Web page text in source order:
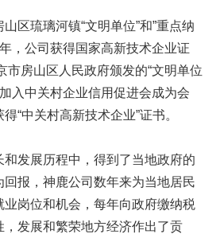
琉璃河镇“文明单位”和”重点纳
，公司获得国家高新技术企业证
市房山区人民政府颁发的“文明单位
入中关村企业信用促进会成为会
“中关村高新技术企业”证书。
发展历程中，得到了当地政府的
报，神鹿公司数年来为当地居民
岗位和机会，每年向政府缴纳税
发展和繁荣地方经济作出了贡